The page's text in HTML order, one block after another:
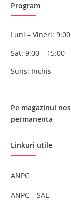
Program
Luni – Vineri:
Sat: 9:00 – 15:00
Suns: Inchis
Pe magazinul
permanenta
Linkuri utile
ANPC
ANPC – SAL